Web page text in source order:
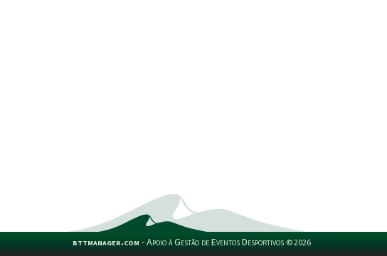
bttmanager.com -Apoio à Gestão de Eventos Desportivos ©2026